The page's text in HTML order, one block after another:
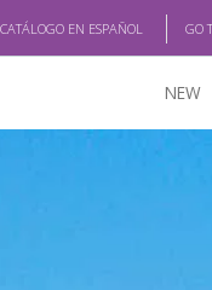
EN ESPAÑOL GO
NEW